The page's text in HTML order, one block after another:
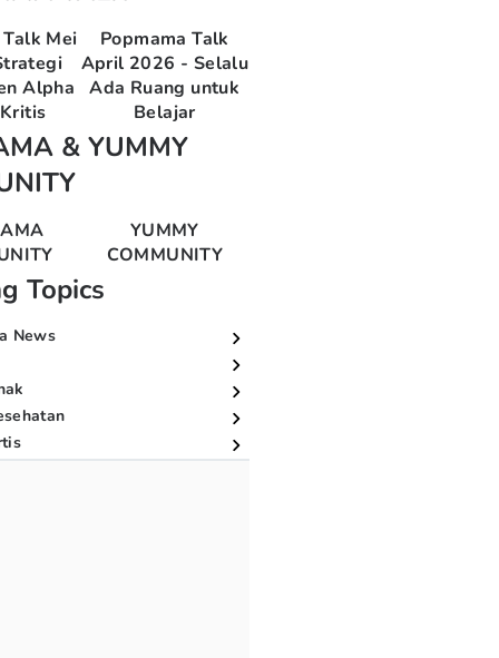
Mei
Alpha
Popmama Talk
April 2026 - Selalu
Ada Ruang untuk
Belajar
& YUMMY
YUMMY
COMMUNITY
Topics
News